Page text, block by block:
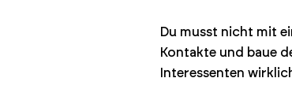
Du musst nicht mit
Kontakte und baue
Interessenten